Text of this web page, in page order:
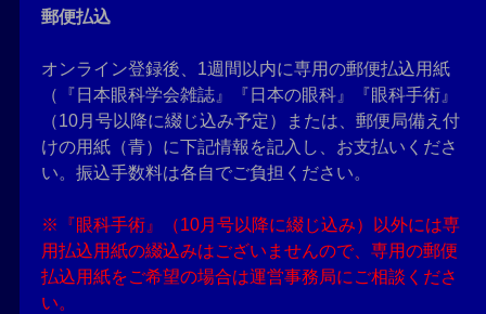
郵便払込
オンライン登録後、1週間以内に専用の郵便払込用紙
（『日本眼科学会雑誌』『日本の眼科』『眼科手術』
（10月号以降に綴じ込み予定）または、郵便局備え付
けの用紙（青）に下記情報を記入し、お支払いくださ
い。振込手数料は各自でご負担ください。
※『眼科手術』（10月号以降に綴じ込み）以外には専
用払込用紙の綴込みはございませんので、専用の郵便
払込用紙をご希望の場合は運営事務局にご相談くださ
い。